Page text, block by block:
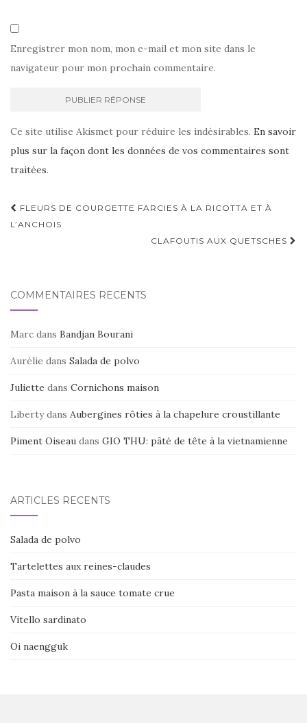
Enregistrer mon nom, mon e-mail et mon site dans le
navigateur pour mon prochain commentaire.
Ce site utilise Akismet pour réduire les indésirables. En savoir
plus sur la façon dont les données de vos commentaires sont
traitées.
Navigation
d'article
FLEURS DE COURGETTE FARCIES À LA RICOTTA ET À
L’ANCHOIS
CLAFOUTIS AUX QUETSCHES
COMMENTAIRES RÉCENTS
Marc dans Bandjan Bourani
Aurélie dans Salada de polvo
Juliette dans Cornichons maison
Libertydans Aubergines rôties à la chapelure croustillante
Piment Oiseau dans GIO THU: pâté de tête à la vietnamienne
ARTICLES RÉCENTS
Salada de polvo
Tartelettes aux reines-claudes
Pasta maison à la sauce tomate crue
Vitello sardinato
Oi naengguk